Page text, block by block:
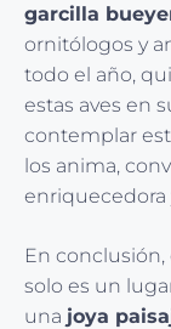
garcilla
ornitólogos y
todo el año,
estas aves en
contemplar
los anima,
enriquecedora
En
solo es un
una joya